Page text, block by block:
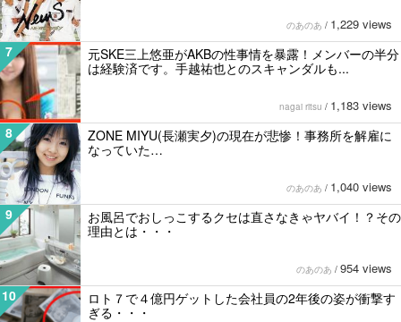
のあのあ / 1,229 views
7
元SKE三上悠亜がAKBの性事情を暴露！メンバーの半分
は経験済です。手越祐也とのスキャンダルも...
nagai ritsu / 1,183 views
8
ZONE MIYU(長瀬実夕)の現在が悲惨！事務所を解雇に
なっていた…
のあのあ / 1,040 views
9
お風呂でおしっこするクセは直さなきゃヤバイ！？その
理由とは・・・
のあのあ / 954 views
10
ロト７で４億円ゲットした会社員の2年後の姿が衝撃す
ぎる・・・